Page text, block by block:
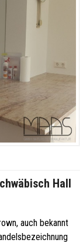
Hall
auch bekannt